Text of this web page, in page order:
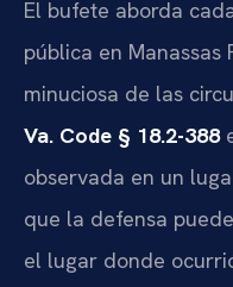
El bufete aborda
pública en
minuciosa de las
Va. Code § 18.2-388
observada en un
que la defensa
el lugar donde